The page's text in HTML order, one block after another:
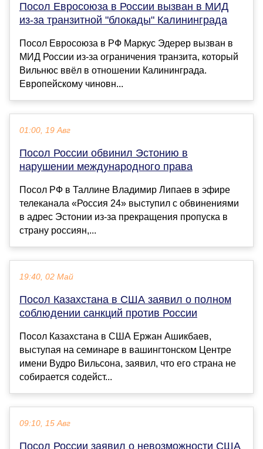
Посол Евросоюза в России вызван в МИД
из-за транзитной "блокады" Калининграда
Посол Евросоюза в РФ Маркус Эдерер вызван в
МИД России из-за ограничения транзита, который
Вильнюс ввёл в отношении Калининграда.
Европейскому чиновн...
01:00, 19 Авг
Посол России обвинил Эстонию в
нарушении международного права
Посол РФ в Таллине Владимир Липаев в эфире
телеканала «Россия 24» выступил с обвинениями
в адрес Эстонии из-за прекращения пропуска в
страну россиян,...
19:40, 02 Май
Посол Казахстана в США заявил о полном
соблюдении санкций против России
Посол Казахстана в США Ержан Ашикбаев,
выступая на семинаре в вашингтонском Центре
имени Вудро Вильсона, заявил, что его страна не
собирается содейст...
09:10, 15 Авг
Посол России заявил о невозможности США